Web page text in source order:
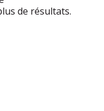
de résultats.